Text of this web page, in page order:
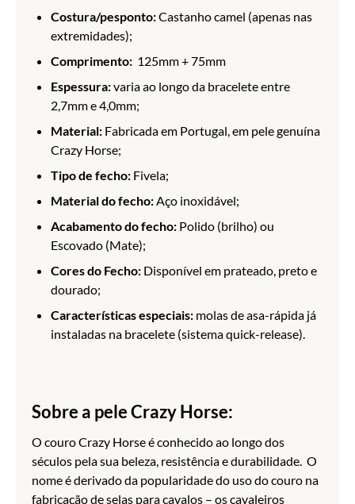
Costura/pesponto:Castanho camel (apenas nas
extremidades);
Comprimento: 125mm + 75mm
Espessura:varia ao longo da bracelete entre
2,7mm e 4,0mm;
Material: Fabricada em Portugal, em pele genuína
Crazy Horse;
Tipo de fecho: Fivela;
Material do fecho:Aço inoxidável;
Acabamento do fecho: Polido (brilho) ou
Escovado (Mate);
Cores do Fecho: Disponível em prateado, preto e
dourado;
Características especiais: molas de asa-rápida já
instaladas na bracelete (sistema quick-release).
Sobre a pele Crazy Horse:
O couro Crazy Horse é conhecido ao longo dos
séculos pela sua beleza, resistência e durabilidade. O
nome é derivado da popularidade do uso do couro na
fabricação de selas para cavalos – os cavaleiros